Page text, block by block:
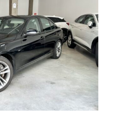
BERLINA